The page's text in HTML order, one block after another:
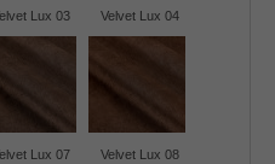
Lux 03 Velvet Lux 04
Lux 07 Velvet Lux 08